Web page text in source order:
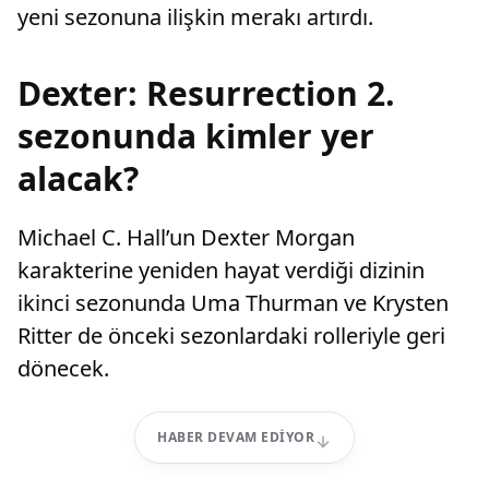
yeni sezonuna ilişkin merakı artırdı.
Dexter: Resurrection 2.
sezonunda kimler yer
alacak?
Michael C. Hall’un Dexter Morgan
karakterine yeniden hayat verdiği dizinin
ikinci sezonunda Uma Thurman ve Krysten
Ritter de önceki sezonlardaki rolleriyle geri
dönecek.
HABER DEVAM EDIYOR